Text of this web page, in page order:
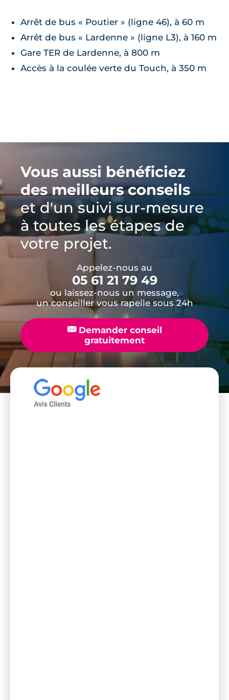
Arrêt de bus « Poutier » (ligne 46), à 60 m
Arrêt de bus « Lardenne » (ligne L3), à 160 m
Gare TER de Lardenne, à 800 m
Accès à la coulée verte du Touch, à 350 m
Vous aussi bénéficiez
des meilleurs conseils
et d'un suivi sur-mesure
à toutes les étapes de
votre projet.
Appelez-nous au
05 61 21 79 49
ou laissez-nous un message,
un conseiller vous rapelle sous 24h
📧Demander conseil
gratuitement